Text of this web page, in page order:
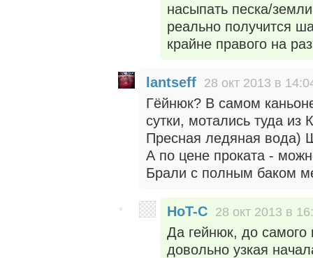
насыпать песка/
реально получится
крайне правого на
lantseff 28 окт 2013 в
Гёйнюк? В самом
сутки, мотались туда
Пресная ледяная вода)
А по цене проката -
Брали с полным баком
HoT-C 28 окт 2013 в
Да гейнюк, до самого
довольно узкая